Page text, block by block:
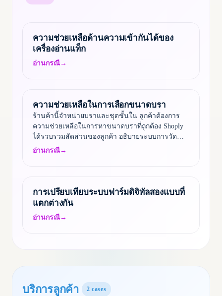
ความช่วยเหลือด้านความเข้ากันได้ของ
เครื่องอ่านแท็ก
อ่านกรณี→
ความช่วยเหลือในการเลือกขนาดบรา
ร้านค้านี้จำหน่ายบราและชุดชั้นใน ลูกค้าต้องการ
ความช่วยเหลือในการหาขนาดบราที่ถูกต้อง Shoply
ได้รวบรวมสัดส่วนของลูกค้า อธิบายระบบการวัด
ขนาด และให้คำแนะนำอย่างละเอียดเกี่ยวกับวิธีวัดที่
อ่านกรณี→
การเปรียบเทียบระบบฟาร์มดิจิทัลสองแบบที่
แตกต่างกัน
อ่านกรณี→
บริการลูกค้า 2 cases